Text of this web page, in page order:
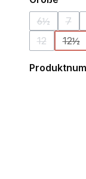
6½
(Diese
7
12
(Diese
12½